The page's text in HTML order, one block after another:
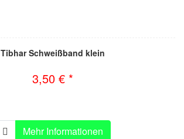
Tibhar Schweißband klein
3,50 € *
Mehr Informationen